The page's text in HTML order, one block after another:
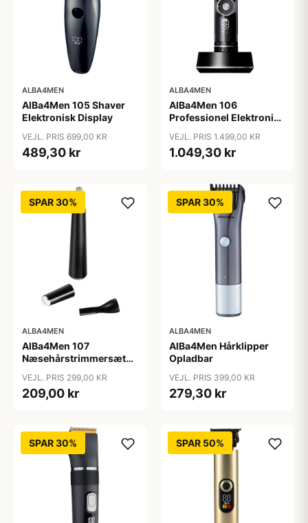
ALBA4MEN
AlBa4Men 105 Shaver
Elektronisk Display
VEJL. PRIS 699,00 KR
489,30 kr
ALBA4MEN
AlBa4Men 106
Professionel Elektronisk
VEJL. PRIS 1.499,00 KR
1.049,30 kr
SPAR 30%
ALBA4MEN
AlBa4Men 107
Næsehårstrimmersæt
VEJL. PRIS 299,00 KR
209,00 kr
SPAR 30%
ALBA4MEN
AlBa4Men Hårklipper
Opladbar
VEJL. PRIS 399,00 KR
279,30 kr
SPAR 30% SPAR 50%